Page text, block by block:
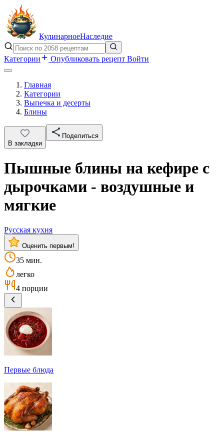
КулинарноеНаследие
Категории Опубликовать рецепт Войти
Главная
Категории
Выпечка и десерты
Блины
В закладки
Поделиться
Пышные блины на кефире с
дырочками - воздушные и
мягкие
Русская кухня
Оценить первым!
35 мин.
легко
4 порции
Первые блюда